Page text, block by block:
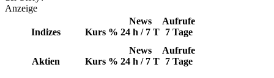
Anzeige
Indizes Kurs %
News
24 h / 7 T
Aufrufe
7 Tage
Aktien Kurs %
News
24 h / 7 T
Aufrufe
7 Tage